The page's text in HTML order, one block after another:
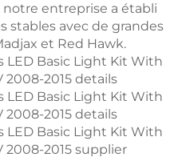
entreprise a établi
stables avec de grandes
et Red Hawk.